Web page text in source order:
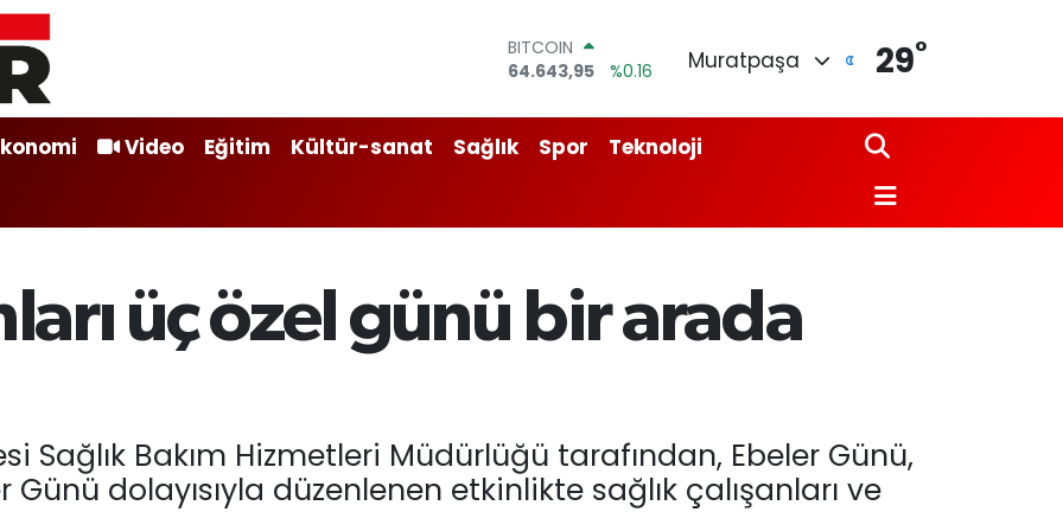
BITCOIN
64.643,95
%0.16
47,6006
%0.06
EURO
55,0250
GRAM ALTIN
13.768
%48
Muratpaşa 29°
Video Eğitim Kültür-sanat Sağlık Spor
Teknoloji
üç özel günü bir arada
Sağlık Bakım Hizmetleri Müdürlüğü tarafından, Ebeler Günü,
dolayısıyla düzenlenen etkinlikte sağlık çalışanları ve